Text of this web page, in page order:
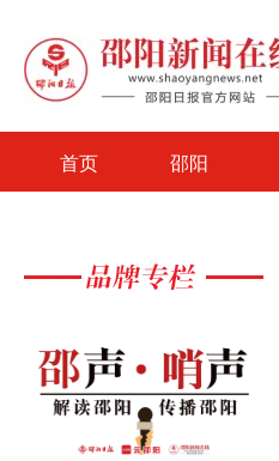
首页 邵阳